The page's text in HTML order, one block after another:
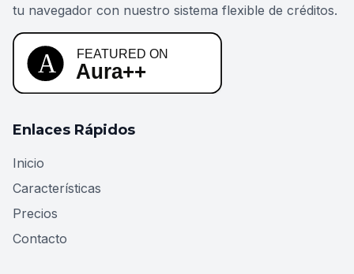
tu navegador con nuestro sistema flexible de créditos.
Enlaces Rápidos
Inicio
Características
Precios
Contacto